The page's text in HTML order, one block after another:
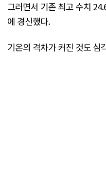
그러면서 기존 최고 수치
에 경신했다.
기온의 격차가 커진 것도 심